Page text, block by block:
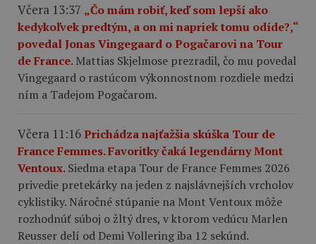
Včera 13:37 „Čo mám robiť, keď som lepší ako
kedykoľvek predtým, a on mi napriek tomu odíde?,“
povedal Jonas Vingegaard o Pogačarovi na Tour
de France.Mattias Skjelmose prezradil, čo mu povedal
Vingegaard o rastúcom výkonnostnom rozdiele medzi
ním a Tadejom Pogačarom.
Včera 11:16Prichádza najťažšia skúška Tour de
France Femmes. Favoritky čaká legendárny Mont
Ventoux.Siedma etapa Tour de France Femmes 2026
privedie pretekárky na jeden z najslávnejších vrcholov
cyklistiky. Náročné stúpanie na Mont Ventoux môže
rozhodnúť súboj o žltý dres, v ktorom vedúcu Marlen
Reusser delí od Demi Vollering iba 12 sekúnd.